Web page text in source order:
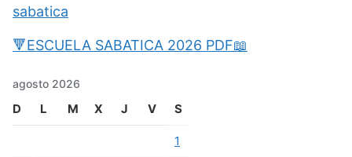
sabatica
🔻ESCUELA SABATICA 2026 PDF📖
agosto 2026
D L M X J V S
1